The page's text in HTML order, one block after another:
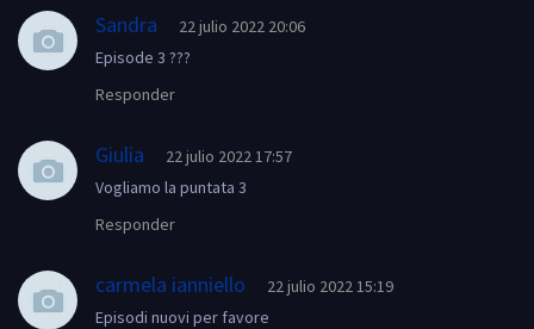
Sandra
22 julio 2022 20:06
Episode 3 ???
Responder
Giulia
22 julio 2022 17:57
Vogliamo la puntata 3
Responder
carmela ianniello
22 julio 2022 15:19
Episodi nuovi per favore